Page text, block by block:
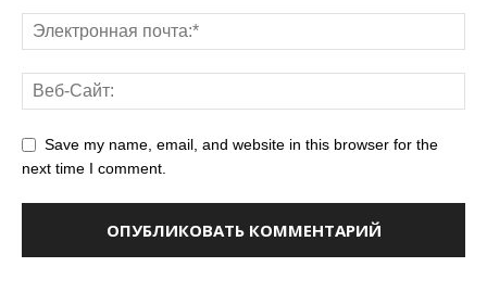
Save my name, email, and website in this browser for the
next time I comment.